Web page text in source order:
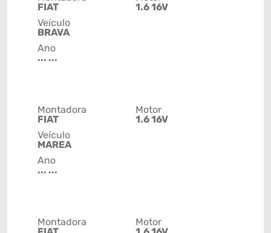
FIAT
Veículo
BRAVA
Ano
... ...
1.6 16V
Montadora
FIAT
Veículo
MAREA
Ano
... ...
Motor
1.6 16V
Montadora
Motor